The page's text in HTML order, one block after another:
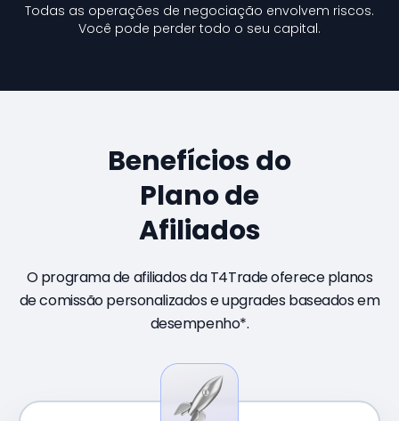
Todas as operações de negociação envolvem riscos.
Você pode perder todo o seu capital.
Benefícios do
Plano de
Afiliados
O programa de afiliados da T4Trade oferece planos
de comissão personalizados e upgrades baseados em
desempenho*.